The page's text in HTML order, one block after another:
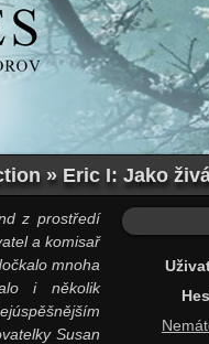
» Eric I: Jako
z prostředí
a komisař
mnoha
i několik
Susan